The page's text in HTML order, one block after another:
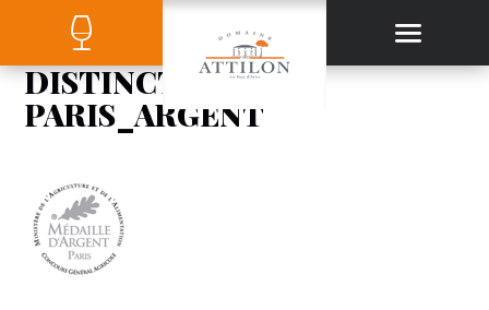
DISTINCTION-
PARIS_ARGENT